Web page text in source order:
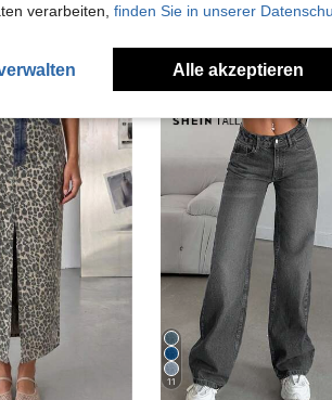
Angeschaut
11
verarbeiten, finden Sie in unserer
Alle akzeptieren